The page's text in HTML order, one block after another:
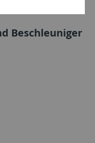
Beschleuniger